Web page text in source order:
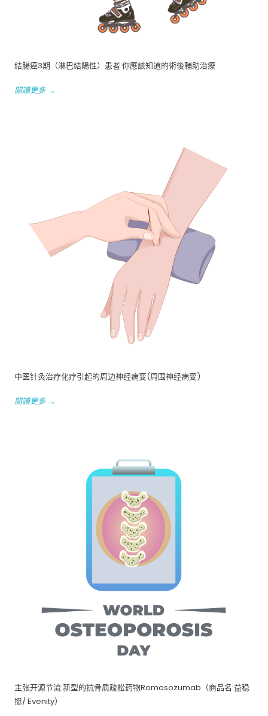
結腸癌3期（淋巴結陽性）患者 你應該知道的術後輔助治療
閱讀更多 →
中医针灸治疗化疗引起的周边神经病变(周围神经病变)
閱讀更多 →
主张开源节流 新型的抗骨质疏松药物Romosozumab（商品名:益稳
挺/ Evenity）